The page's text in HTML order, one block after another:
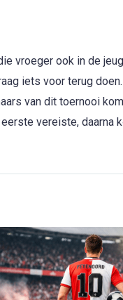
vroeger ook in de
iets voor terug
van dit toernooi
vereiste,